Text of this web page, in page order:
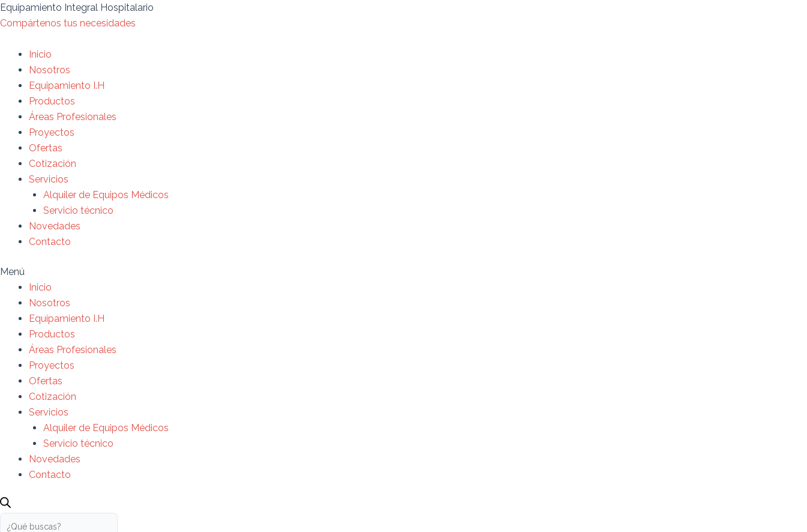
Ir
al
Equipamiento Integral Hospitalario
Compártenos tus necesidades
Inicio
Nosotros
Equipamiento I.H
Productos
Áreas Profesionales
Proyectos
Ofertas
Cotización
Servicios
Alquiler de Equipos Médicos
Servicio técnico
Novedades
Contacto
Menú
Inicio
Nosotros
Equipamiento I.H
Productos
Áreas Profesionales
Proyectos
Ofertas
Cotización
Servicios
Alquiler de Equipos Médicos
Servicio técnico
Novedades
Contacto
Búsqueda
de
Search
for: